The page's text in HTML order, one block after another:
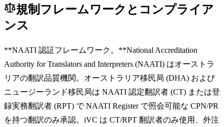
規制フレームワークとコンプライア
ンス
**NAATI 認証フレームワーク。**National Accreditation
Authority for Translators and Interpreters (NAATI) はオーストラ
リアの翻訳品質機関。オーストラリア移民局 (DHA) および
ニュージーランド移民局は NAATI 認定翻訳者 (CT) または登
録実務翻訳者 (RPT) で NAATI Register で照会可能な CPN/PR
を持つ翻訳のみ承認。iVC は CT/RPT 翻訳者のみ使用、外注